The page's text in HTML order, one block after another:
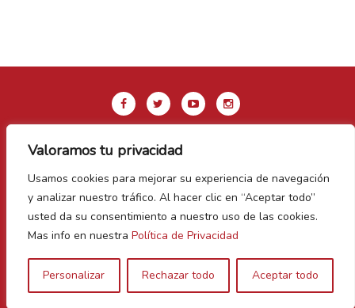
Valoramos tu privacidad
Usamos cookies para mejorar su experiencia de navegación
y analizar nuestro tráfico. Al hacer clic en “Aceptar todo”
usted da su consentimiento a nuestro uso de las cookies.
Mas info en nuestra Política de Privacidad
Personalizar Rechazar todo Aceptar todo
Aviso legal y Política de privacidad
Política de Cookies
Contacto
Canal de Denuncias